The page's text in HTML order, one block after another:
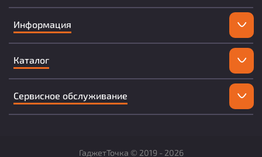
Информация
Каталог
Сервисное обслуживание
ГаджетТочка © 2019 - 2026